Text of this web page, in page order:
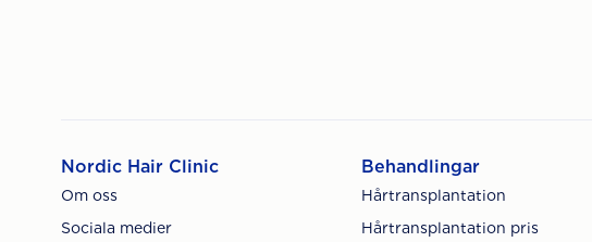
Nordic Hair Clinic
Om oss
Sociala medier
Behandlingar
Hårtransplantation
Hårtransplantation pris